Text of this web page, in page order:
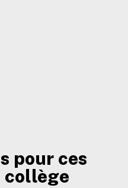
pour ces
collège